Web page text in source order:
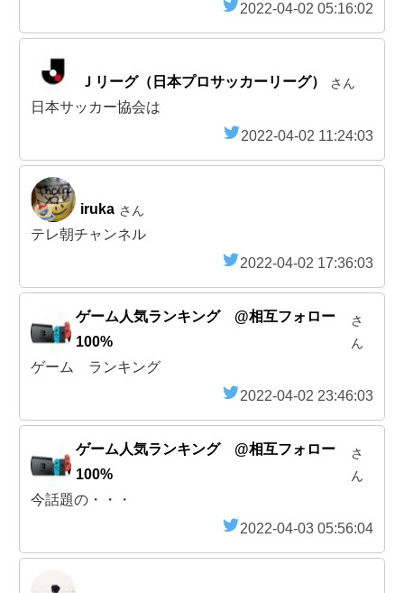
2022-04-02 05:16:02
Ｊリーグ（日本プロサッカーリーグ） さん
日本サッカー協会は
2022-04-02 11:24:03
iruka さん
テレ朝チャンネル
2022-04-02 17:36:03
ゲーム人気ランキング @相互フォロー
100%
さ
ん
ゲーム ランキング
2022-04-02 23:46:03
ゲーム人気ランキング @相互フォロー
100%
さ
ん
今話題の・・・
2022-04-03 05:56:04